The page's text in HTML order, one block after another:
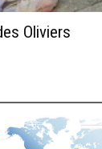
Oliviers